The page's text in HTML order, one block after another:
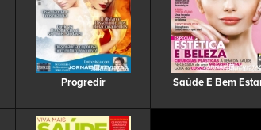
Progredir Saúde E Bem